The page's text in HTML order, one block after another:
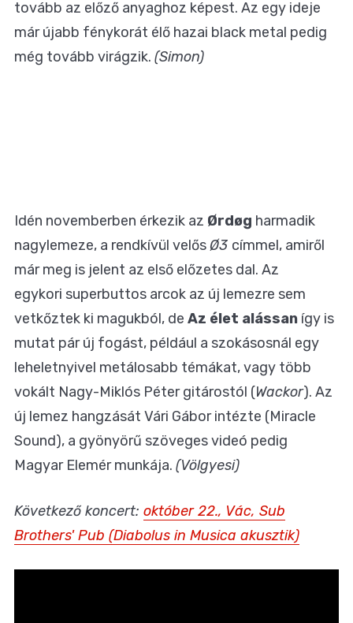
tovább az előző anyaghoz képest. Az egy ideje
már újabb fénykorát élő hazai black metal pedig
még tovább virágzik. (Simon)
Idén novemberben érkezik az Ørdøg harmadik
nagylemeze, a rendkívül velős Ø3 címmel, amiről
már meg is jelent az első előzetes dal. Az
egykori superbuttos arcok az új lemezre sem
vetkőztek ki magukból, de Az élet alássan így is
mutat pár új fogást, például a szokásosnál egy
leheletnyivel metálosabb témákat, vagy több
vokált Nagy-Miklós Péter gitárostól (Wackor). Az
új lemez hangzását Vári Gábor intézte (Miracle
Sound), a gyönyörű szöveges videó pedig
Magyar Elemér munkája. (Völgyesi)
Következő koncert: október 22., Vác, Sub
Brothers' Pub (Diabolus in Musica akusztik)